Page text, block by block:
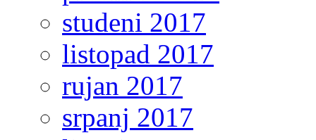
studeni 2017
listopad 2017
rujan 2017
srpanj 2017